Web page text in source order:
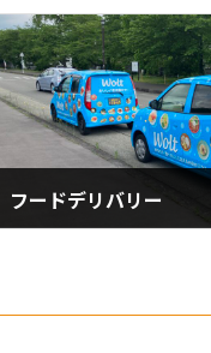
フードデリバリー